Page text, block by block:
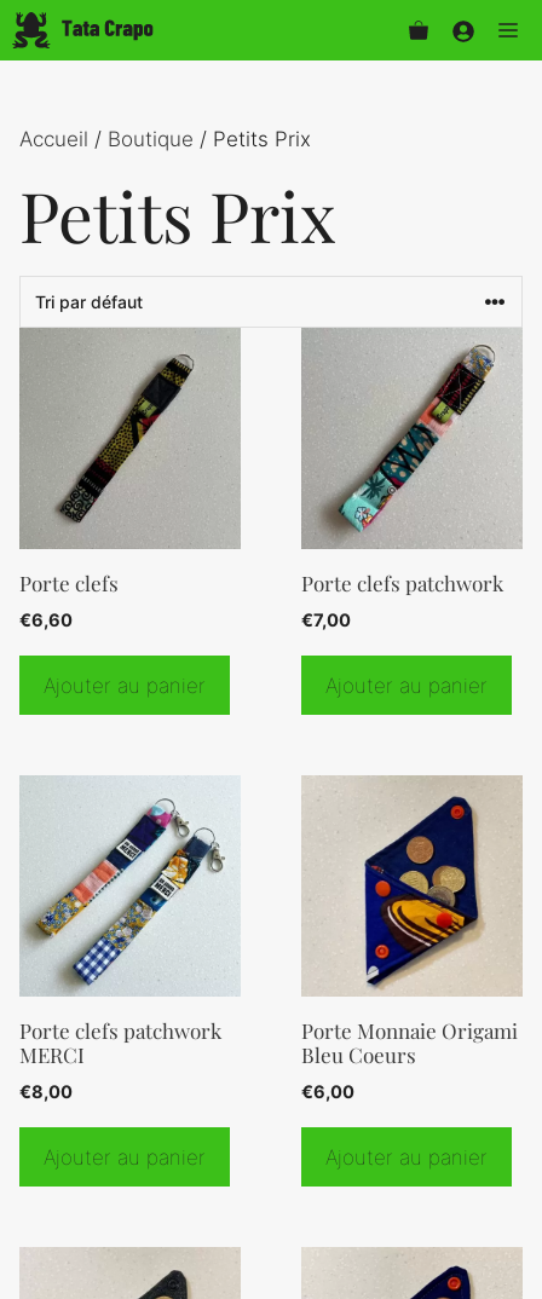
Aller
au
Accueil / Boutique / Petits Prix
Petits Prix
Porte clefs
€6,60
Ajouter au panier
Porte clefs patchwork
€7,00
Ajouter au panier
Porte clefs patchwork
MERCI
€8,00
Ajouter au panier
Porte Monnaie Origami
Bleu Coeurs
€6,00
Ajouter au panier